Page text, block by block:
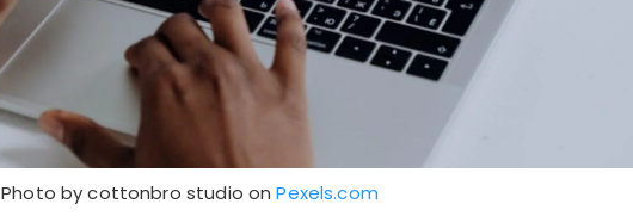
Photo by cottonbro studio onPexels.com